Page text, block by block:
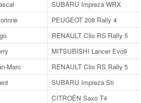
SUBARU Impreza WRX
PEUGEOT 208 Rally 4
RENAULT Clio RS Rally 5
MITSUBISHI Lancer Evo9
Marc RENAULT Clio RS Rally 5
SUBARU Impreza Sti
CITROËN Saxo T4